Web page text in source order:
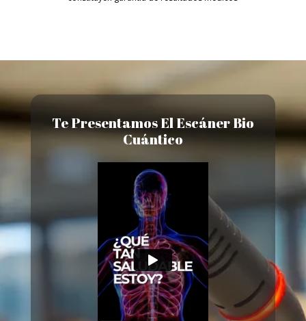
Te Presentamos El Escáner Bio
Cuántico